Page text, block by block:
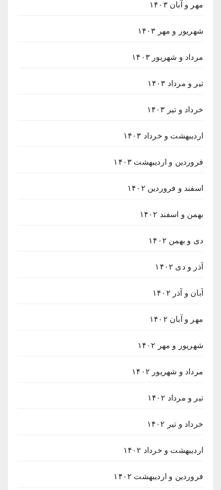
مهر و آبان ۱۴۰۳
شهریور و مهر ۱۴۰۳
مرداد و شهریور ۱۴۰۳
تیر و مرداد ۱۴۰۳
خرداد و تیر ۱۴۰۳
اردیبهشت و خرداد ۱۴۰۳
فروردین و اردیبهشت ۱۴۰۳
اسفند و فروردین ۱۴۰۲
بهمن و اسفند ۱۴۰۲
دی و بهمن ۱۴۰۲
آذر و دی ۱۴۰۲
آبان و آذر ۱۴۰۲
مهر و آبان ۱۴۰۲
شهریور و مهر ۱۴۰۲
مرداد و شهریور ۱۴۰۲
تیر و مرداد ۱۴۰۲
خرداد و تیر ۱۴۰۲
اردیبهشت و خرداد ۱۴۰۲
فروردین و اردیبهشت ۱۴۰۲